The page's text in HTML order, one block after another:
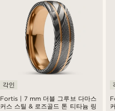
Fortis | 7 mm 더블 그루브 다마스
커스 스틸 & 로즈골드 톤 티타늄 링
각인